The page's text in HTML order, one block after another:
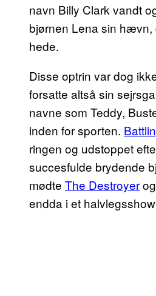
navn Billy Clark vandt
bjørnen Lena sin hævn,
hede.
Disse optrin var dog
forsatte altså sin
navne som Teddy,
inden for sporten.
ringen og udstoppet
succesfulde brydende
mødte The Destroyerog
endda i et